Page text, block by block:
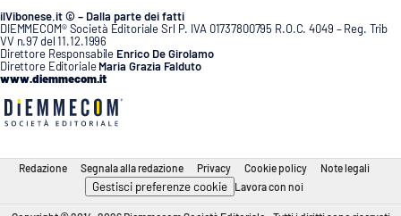
ilVibonese.it © – Dalla parte dei fatti
DIEMMECOM® Società Editoriale Srl P. IVA 01737800795 R.O.C. 4049 – Reg. Trib
VV n.97 del 11.12.1996
Direttore Responsabile Enrico De Girolamo
Direttore Editoriale Maria Grazia Falduto
www.diemmecom.it
Redazione Segnala alla redazione Privacy Cookie policy Note legali
Gestisci preferenze cookie Lavora con noi